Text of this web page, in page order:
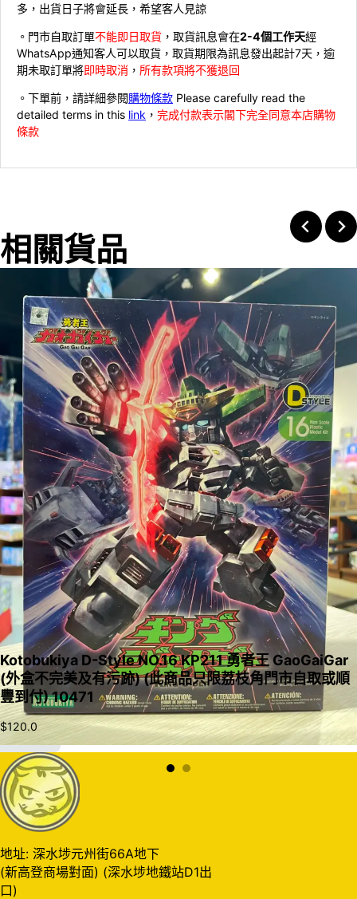
多，出貨日子將會延長，希望客人見諒
。門市自取訂單不能即日取貨 ，取貨訊息會在2-4個工作天經
WhatsApp通知客人可以取貨，取貨期限為訊息發出起計7天，逾
期未取訂單將即時取消 ， 所有款項將不獲退回
。下單前，請詳細參閱購物條款 Please carefully read the
detailed terms in this link ， 完成付款表示閣下完全同意本店購物
條款
相關貨品
入購物車
Kotobukiya D-Style NO.16 KP211 勇者王 GaoGaiGar
(外盒不完美及有污跡) (此商品只限荔枝角門市自取或順
豐到付) 10471
$120.0
地址: 深水埗元州街66A地下
(新高登商場對面) (深水埗地鐵站D1出
口)